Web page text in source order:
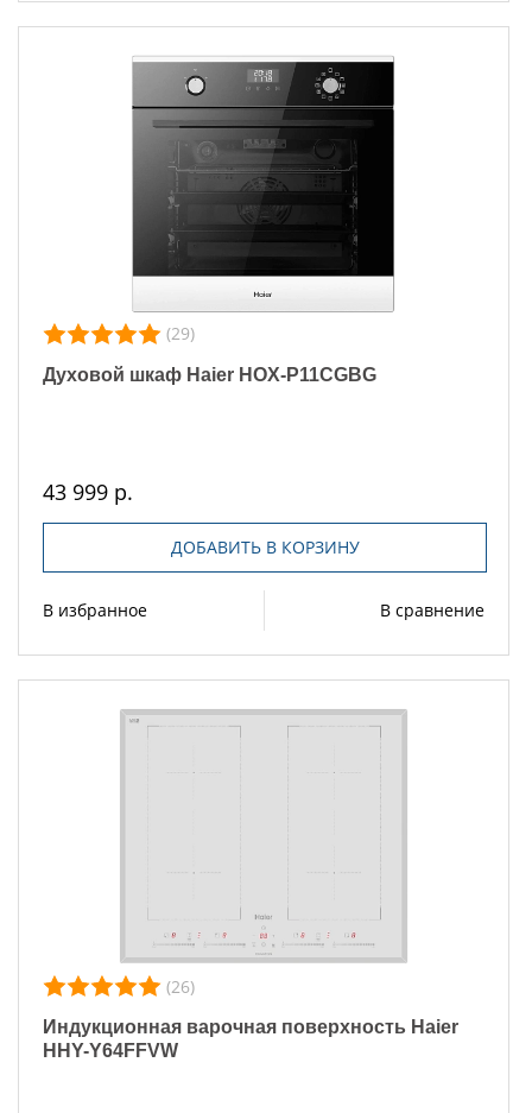
(29)
Духовой шкаф Haier HOX-P11CGBG
43 999 р.
ДОБАВИТЬ В КОРЗИНУ
В избранное В сравнение
(26)
Индукционная варочная поверхность Haier
HHY-Y64FFVW